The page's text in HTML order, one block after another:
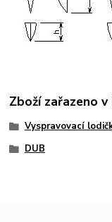
Zboží zařazeno
Vyspravovací
DUB